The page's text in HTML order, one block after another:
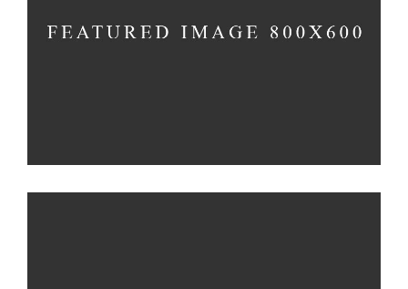
CREAM COOKIES
Cookies